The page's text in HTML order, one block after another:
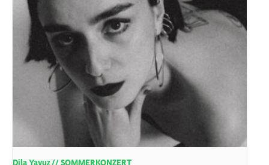
Dila Yavuz // SOMMERKONZERT